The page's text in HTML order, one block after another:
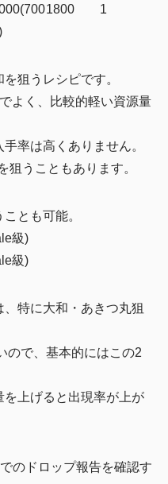
1800 1
狙うレシピです。
よく、比較的軽い資源量
率は高くありません。
狙うこともあります。
とも可能。
級)
級)
特に大和・あきつ丸狙
ので、基本的にはこの2
上げると出現率が上が
のドロップ報告を確認す